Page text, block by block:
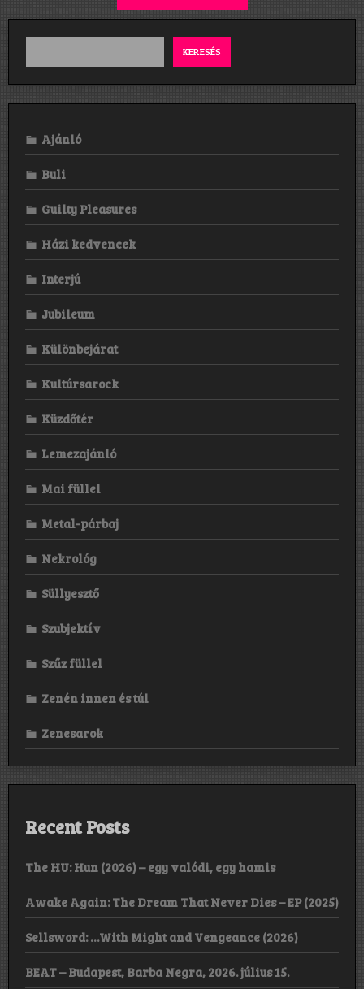
KERESÉS
Ajánló
Buli
Guilty Pleasures
Házi kedvencek
Interjú
Jubileum
Különbejárat
Kultúrsarock
Küzdőtér
Lemezajánló
Mai füllel
Metal-párbaj
Nekrológ
Süllyesztő
Szubjektív
Szűz füllel
Zenén innen és túl
Zenesarok
Recent Posts
The HU: Hun (2026) – egy valódi, egy hamis
Awake Again: The Dream That Never Dies – EP (2025)
Sellsword: …With Might and Vengeance (2026)
BEAT – Budapest, Barba Negra, 2026. július 15.